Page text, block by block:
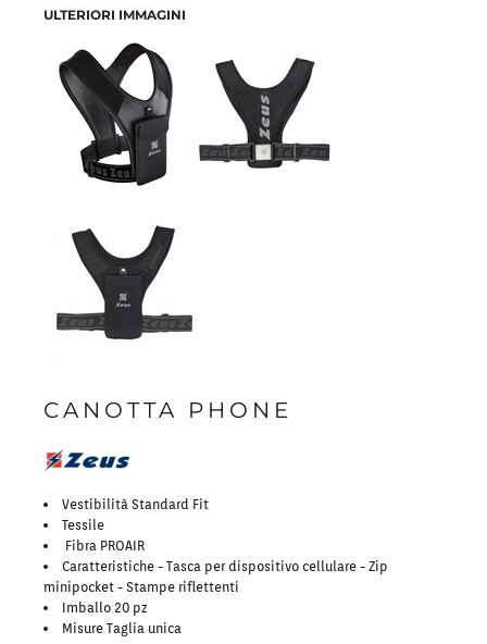
ULTERIORI IMMAGINI
CANOTTA PHONE
Vestibilità Standard Fit
Tessile
Fibra PROAIR
Caratteristiche - Tasca per dispositivo cellulare - Zip
minipocket - Stampe riflettenti
Imballo 20 pz
Misure Taglia unica